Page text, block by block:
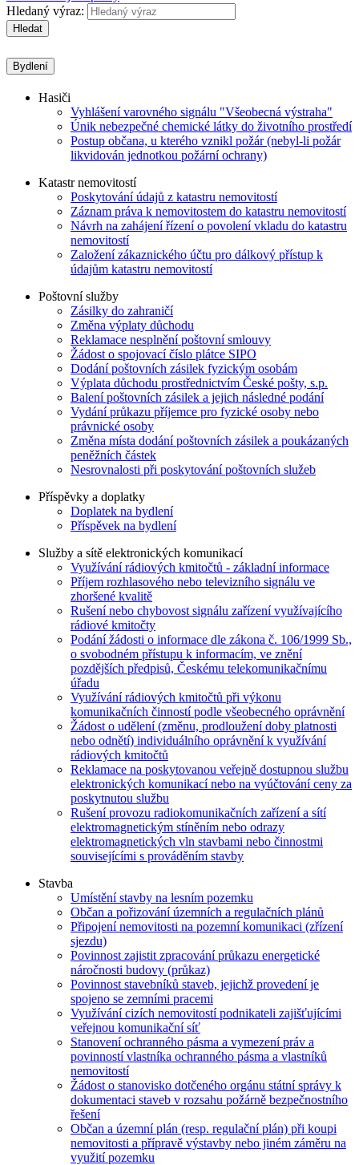
Hledaný výraz:
Hledat
Bydlení
Hasiči
Vyhlášení varovného signálu "Všeobecná výstraha"
Únik nebezpečné chemické látky do životního prostředí
Postup občana, u kterého vznikl požár (nebyl-li požár
likvidován jednotkou požární ochrany)
Katastr nemovitostí
Poskytování údajů z katastru nemovitostí
Záznam práva k nemovitostem do katastru nemovitostí
Návrh na zahájení řízení o povolení vkladu do katastru
nemovitostí
Založení zákaznického účtu pro dálkový přístup k
údajům katastru nemovitostí
Poštovní služby
Zásilky do zahraničí
Změna výplaty důchodu
Reklamace nesplnění poštovní smlouvy
Žádost o spojovací číslo plátce SIPO
Dodání poštovních zásilek fyzickým osobám
Výplata důchodu prostřednictvím České pošty, s.p.
Balení poštovních zásilek a jejich následné podání
Vydání průkazu příjemce pro fyzické osoby nebo
právnické osoby
Změna místa dodání poštovních zásilek a poukázaných
peněžních částek
Nesrovnalosti při poskytování poštovních služeb
Příspěvky a doplatky
Doplatek na bydlení
Příspěvek na bydlení
Služby a sítě elektronických komunikací
Využívání rádiových kmitočtů - základní informace
Příjem rozhlasového nebo televizního signálu ve
zhoršené kvalitě
Rušení nebo chybovost signálu zařízení využívajícího
rádiové kmitočty
Podání žádosti o informace dle zákona č. 106/1999 Sb.,
o svobodném přístupu k informacím, ve znění
pozdějších předpisů, Českému telekomunikačnímu
úřadu
Využívání rádiových kmitočtů při výkonu
komunikačních činností podle všeobecného oprávnění
Žádost o udělení (změnu, prodloužení doby platnosti
nebo odnětí) individuálního oprávnění k využívání
rádiových kmitočtů
Reklamace na poskytovanou veřejně dostupnou službu
elektronických komunikací nebo na vyúčtování ceny za
poskytnutou službu
Rušení provozu radiokomunikačních zařízení a sítí
elektromagnetickým stíněním nebo odrazy
elektromagnetických vln stavbami nebo činnostmi
souvisejícími s prováděním stavby
Stavba
Umístění stavby na lesním pozemku
Občan a pořizování územních a regulačních plánů
Připojení nemovitosti na pozemní komunikaci (zřízení
sjezdu)
Povinnost zajistit zpracování průkazu energetické
náročnosti budovy (průkaz)
Povinnost stavebníků staveb, jejichž provedení je
spojeno se zemními pracemi
Využívání cizích nemovitostí podnikateli zajišťujícími
veřejnou komunikační síť
Stanovení ochranného pásma a vymezení práv a
povinností vlastníka ochranného pásma a vlastníků
nemovitostí
Žádost o stanovisko dotčeného orgánu státní správy k
dokumentaci staveb v rozsahu požárně bezpečnostního
řešení
Občan a územní plán (resp. regulační plán) při koupi
nemovitosti a přípravě výstavby nebo jiném záměru na
využití pozemku